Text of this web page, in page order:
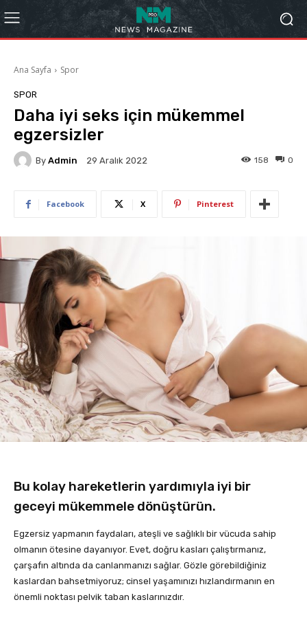
Ana Sayfa Spor
SPOR
Daha iyi seks için mükemmel
egzersizler
By Admin 29 Aralık 2022 0
158
Facebook X Pinterest
Bu kolay hareketlerin yardımıyla iyi bir
geceyi mükemmele dönüştürün.
Egzersiz yapmanın faydaları, ateşli ve sağlıklı bir vücuda sahip
olmanın ötesine dayanıyor. Evet, doğru kasları çalıştırmanız,
çarşafın altında da canlanmanızı sağlar. Gözle görebildiğiniz
kaslardan bahsetmiyoruz; cinsel yaşamınızı hızlandırmanın en
önemli noktası pelvik taban kaslarınızdır.